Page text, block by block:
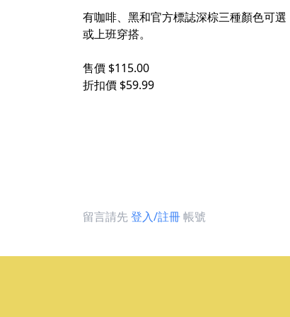
有咖啡、黑和官方標誌深棕三種顏色可
或上班穿搭。
售價 $115.00
折扣價 $59.99
留言請先登入/註冊帳號